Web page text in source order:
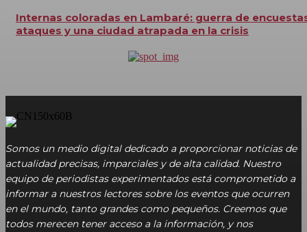
Internas coloradas en Lambaré: guerra de
ataques y una ciudad atrapada en la crisis
Somos un medio digital dedicado a proporcionar noticias de
actualidad precisas, imparciales y de alta calidad. Nuestro
equipo de periodistas experimentados está comprometido a
informar a nuestros lectores sobre los eventos que ocurren
en el mundo, tanto grandes como pequeños. Creemos que
todos merecen tener acceso a la información, y nos